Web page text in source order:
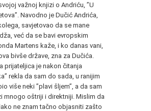
važnoj knjizi o Andriću, ”U
Navodno je Dučić Andrića,
savjetovao da se mane
već da se bavi evropskim
Martens kaže, i ko danas vani,
bivše države, zna za Dučića.
prijateljica je nakon čitanja
rekla da sam do sada, u ranijim
više neki ”plavi šljem”, a da sam
mnogo oštriji i direktniji. Mislim da
ne znam tačno objasniti zašto